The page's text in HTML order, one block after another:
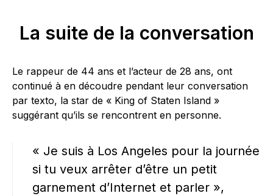
La suite de la conversation
Le rappeur de 44 ans et l’acteur de 28 ans, ont
continué à en découdre pendant leur conversation
par texto, la star de « King of Staten Island »
suggérant qu’ils se rencontrent en personne.
« Je suis à Los Angeles pour la journée
si tu veux arrêter d’être un petit
garnement d’Internet et parler »,